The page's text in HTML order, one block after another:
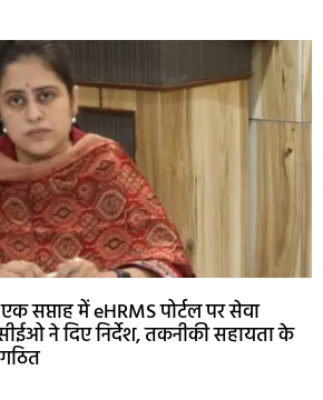
एक सप्ताह में eHRMS पोर्टल पर सेवा
ने दिए निर्देश, तकनीकी सहायता के